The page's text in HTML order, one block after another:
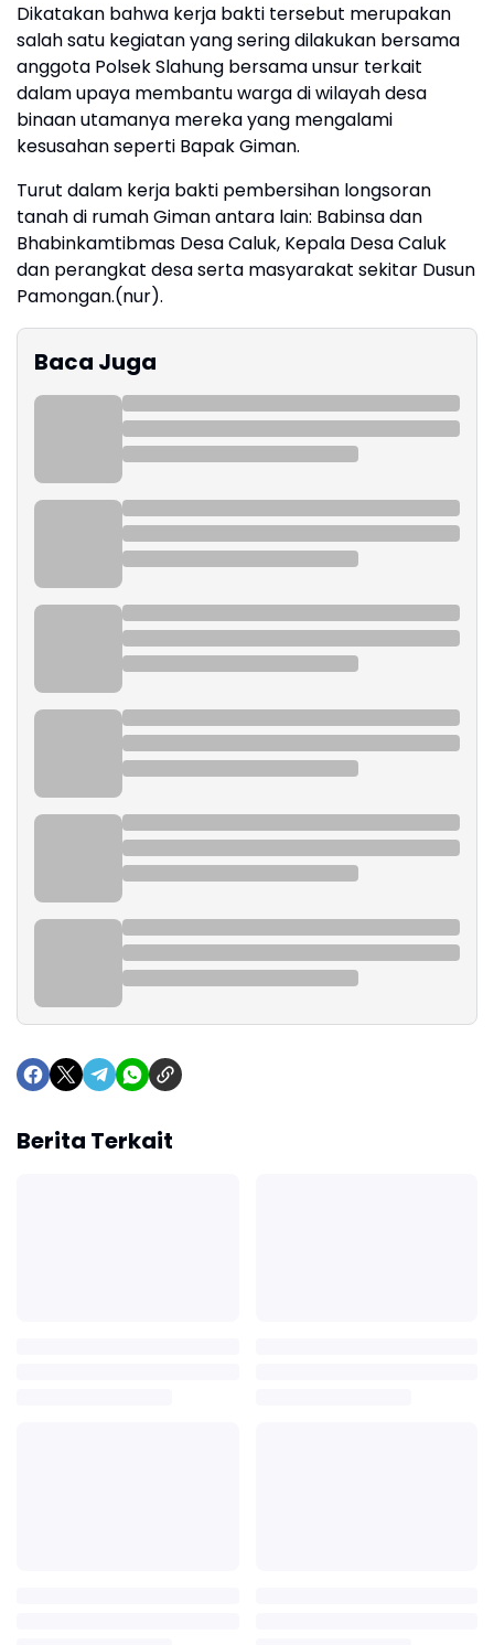
Dikatakan bahwa kerja bakti tersebut merupakan
salah satu kegiatan yang sering dilakukan bersama
anggota Polsek Slahung bersama unsur terkait
dalam upaya membantu warga di wilayah desa
binaan utamanya mereka yang mengalami
kesusahan seperti Bapak Giman.
Turut dalam kerja bakti pembersihan longsoran
tanah di rumah Giman antara lain: Babinsa dan
Bhabinkamtibmas Desa Caluk, Kepala Desa Caluk
dan perangkat desa serta masyarakat sekitar Dusun
Pamongan.(nur).
Baca Juga
Berita Terkait